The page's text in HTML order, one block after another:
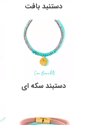
دستنبد بافت
دستبند سکه ای